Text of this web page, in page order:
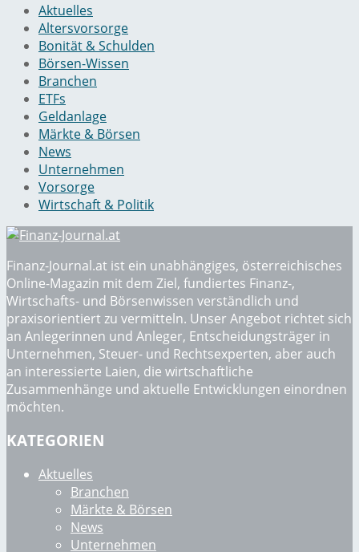
Aktuelles
Altersvorsorge
Bonität & Schulden
Börsen-Wissen
Branchen
ETFs
Geldanlage
Märkte & Börsen
News
Unternehmen
Vorsorge
Wirtschaft & Politik
Finanz-Journal.at ist ein unabhängiges, österreichisches
Online-Magazin mit dem Ziel, fundiertes Finanz-,
Wirtschafts- und Börsenwissen verständlich und
praxisorientiert zu vermitteln. Unser Angebot richtet sich
an Anlegerinnen und Anleger, Entscheidungsträger in
Unternehmen, Steuer- und Rechtsexperten, aber auch
an interessierte Laien, die wirtschaftliche
Zusammenhänge und aktuelle Entwicklungen einordnen
möchten.
KATEGORIEN
Aktuelles
Branchen
Märkte & Börsen
News
Unternehmen